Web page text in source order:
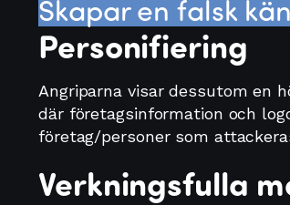
Skapar en falsk
Personifiering
Angriparna visar dessutom en
där företagsinformation och
företag/personer som
Verkningsfulla